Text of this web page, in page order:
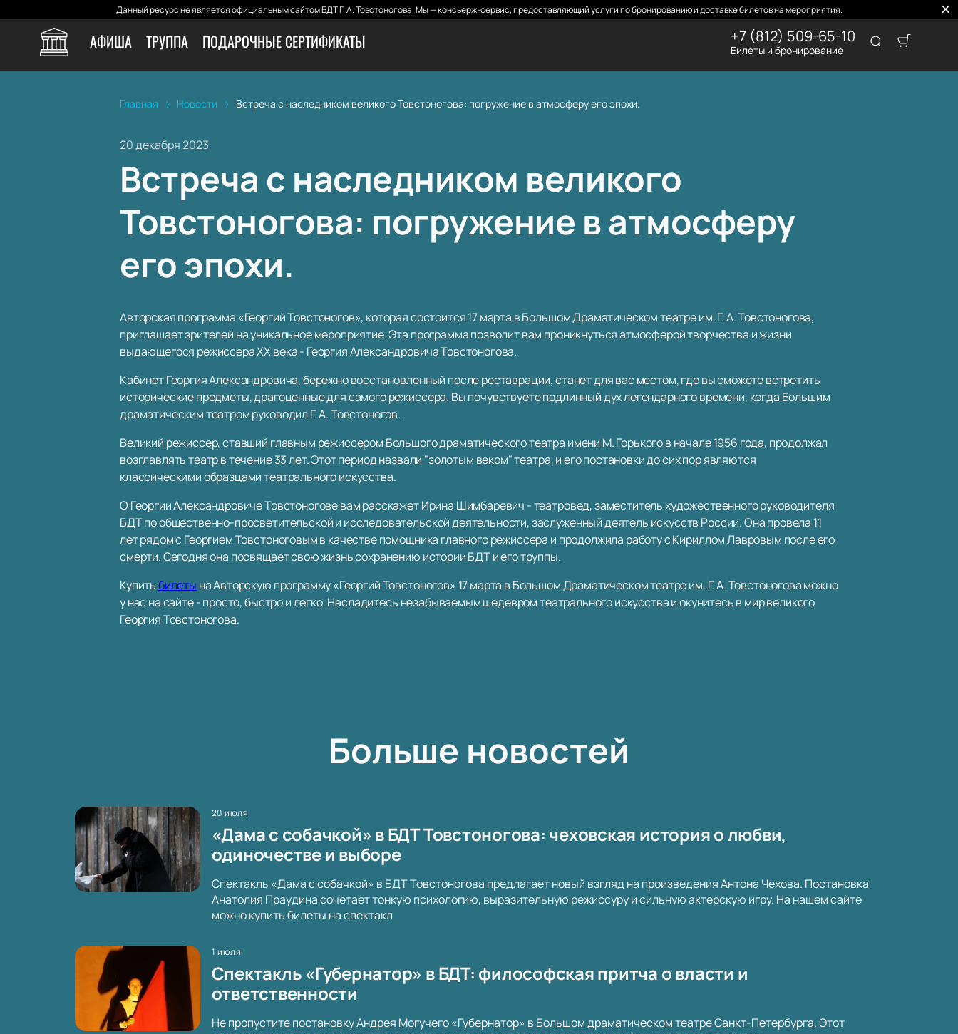
Данный ресурс не является официальным сайтом БДТ Г. А. Товстоногова. Мы — консьерж-сервис, предоставляющий услуги по бронированию и доставке билетов на мероприятия.
АФИША ТРУППА ПОДАРОЧНЫЕ СЕРТИФИКАТЫ +7 (812) 509-65-10
Билеты и бронирование
Главная Новости Встреча с наследником великого Товстоногова: погружение в атмосферу его эпохи.
20 декабря 2023
Встреча с наследником великого
Товстоногова: погружение в атмосферу
его эпохи.
Авторская программа «Георгий Товстоногов», которая состоится 17 марта в Большом Драматическом театре им. Г. А. Товстоногова,
приглашает зрителей на уникальное мероприятие. Эта программа позволит вам проникнуться атмосферой творчества и жизни
выдающегося режиссера XX века - Георгия Александровича Товстоногова.
Кабинет Георгия Александровича, бережно восстановленный после реставрации, станет для вас местом, где вы сможете встретить
исторические предметы, драгоценные для самого режиссера. Вы почувствуете подлинный дух легендарного времени, когда Большим
драматическим театром руководил Г. А. Товстоногов.
Великий режиссер, ставший главным режиссером Большого драматического театра имени М. Горького в начале 1956 года, продолжал
возглавлять театр в течение 33 лет. Этот период назвали "золотым веком" театра, и его постановки до сих пор являются
классическими образцами театрального искусства.
О Георгии Александровиче Товстоногове вам расскажет Ирина Шимбаревич - театровед, заместитель художественного руководителя
БДТ по общественно-просветительской и исследовательской деятельности, заслуженный деятель искусств России. Она провела 11
лет рядом с Георгием Товстоноговым в качестве помощника главного режиссера и продолжила работу с Кириллом Лавровым после его
смерти. Сегодня она посвящает свою жизнь сохранению истории БДТ и его труппы.
Купитьбилеты на Авторскую программу «Георгий Товстоногов» 17 марта в Большом Драматическом театре им. Г. А. Товстоногова можно
у нас на сайте - просто, быстро и легко. Насладитесь незабываемым шедевром театрального искусства и окунитесь в мир великого
Георгия Товстоногова.
Больше новостей
20 июля
«Дама с собачкой» в БДТ Товстоногова: чеховская история о любви,
одиночестве и выборе
Спектакль «Дама с собачкой» в БДТ Товстоногова предлагает новый взгляд на произведения Антона Чехова. Постановка
Анатолия Праудина сочетает тонкую психологию, выразительную режиссуру и сильную актерскую игру. На нашем сайте
можно купить билеты на спектакл
1 июля
Спектакль «Губернатор» в БДТ: философская притча о власти и
ответственности
Не пропустите постановку Андрея Могучего «Губернатор» в Большом драматическом театре Санкт-Петербурга. Этот